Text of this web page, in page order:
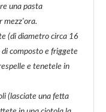
una pasta
mezz'ora.
(di diametro circa 16
composto e friggete
e tenetele in
(lasciate una fetta